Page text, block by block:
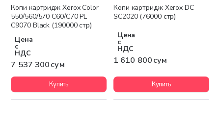
Копи картридж Xerox Color
550/560/570 C60/C70 PL
C9070 Black (190000 стр)
Цена
с
НДС
7 537 300 сум
Купить
Копи картридж Xerox DC
SC2020 (76000 стр)
Цена
с
НДС
1 610 800 сум
Купить